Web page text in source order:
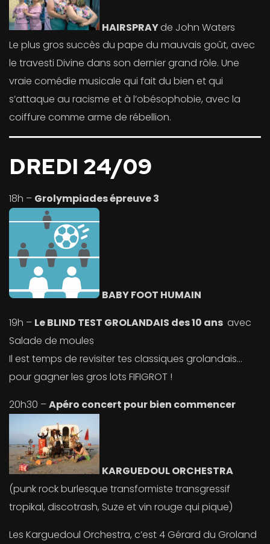
HAIRSPRAYde John Waters
Le plus gros succès du pape du mauvais goût, avec
le travesti Divine dans son dernier grand rôle. Une
vraie comédie musicale qui fait du bien et qui
s’attaque au racisme et à l’obésophobie, avec la
coiffure comme arme de rébellion.
DREDI 24/09
18h – Grolympiades épreuve 3
BABY FOOT HUMAIN
19h – Le BLIND TEST GROLANDAIS des 10 ans avec
Salade de moules
Il est temps de revisiter tes classiques grolandais…
pour gagner les gros lots FIFIGROT !
20h30 –Apéro concert pour bien commencer
KARGUEDOUL ORCHESTRA
(punk rock burlesque transformiste transgressif
tropikal, discotrash, Suze et vin rouge qui pique)
Les Karguedoul Orchestra, c’est 4 Gérard du Groland